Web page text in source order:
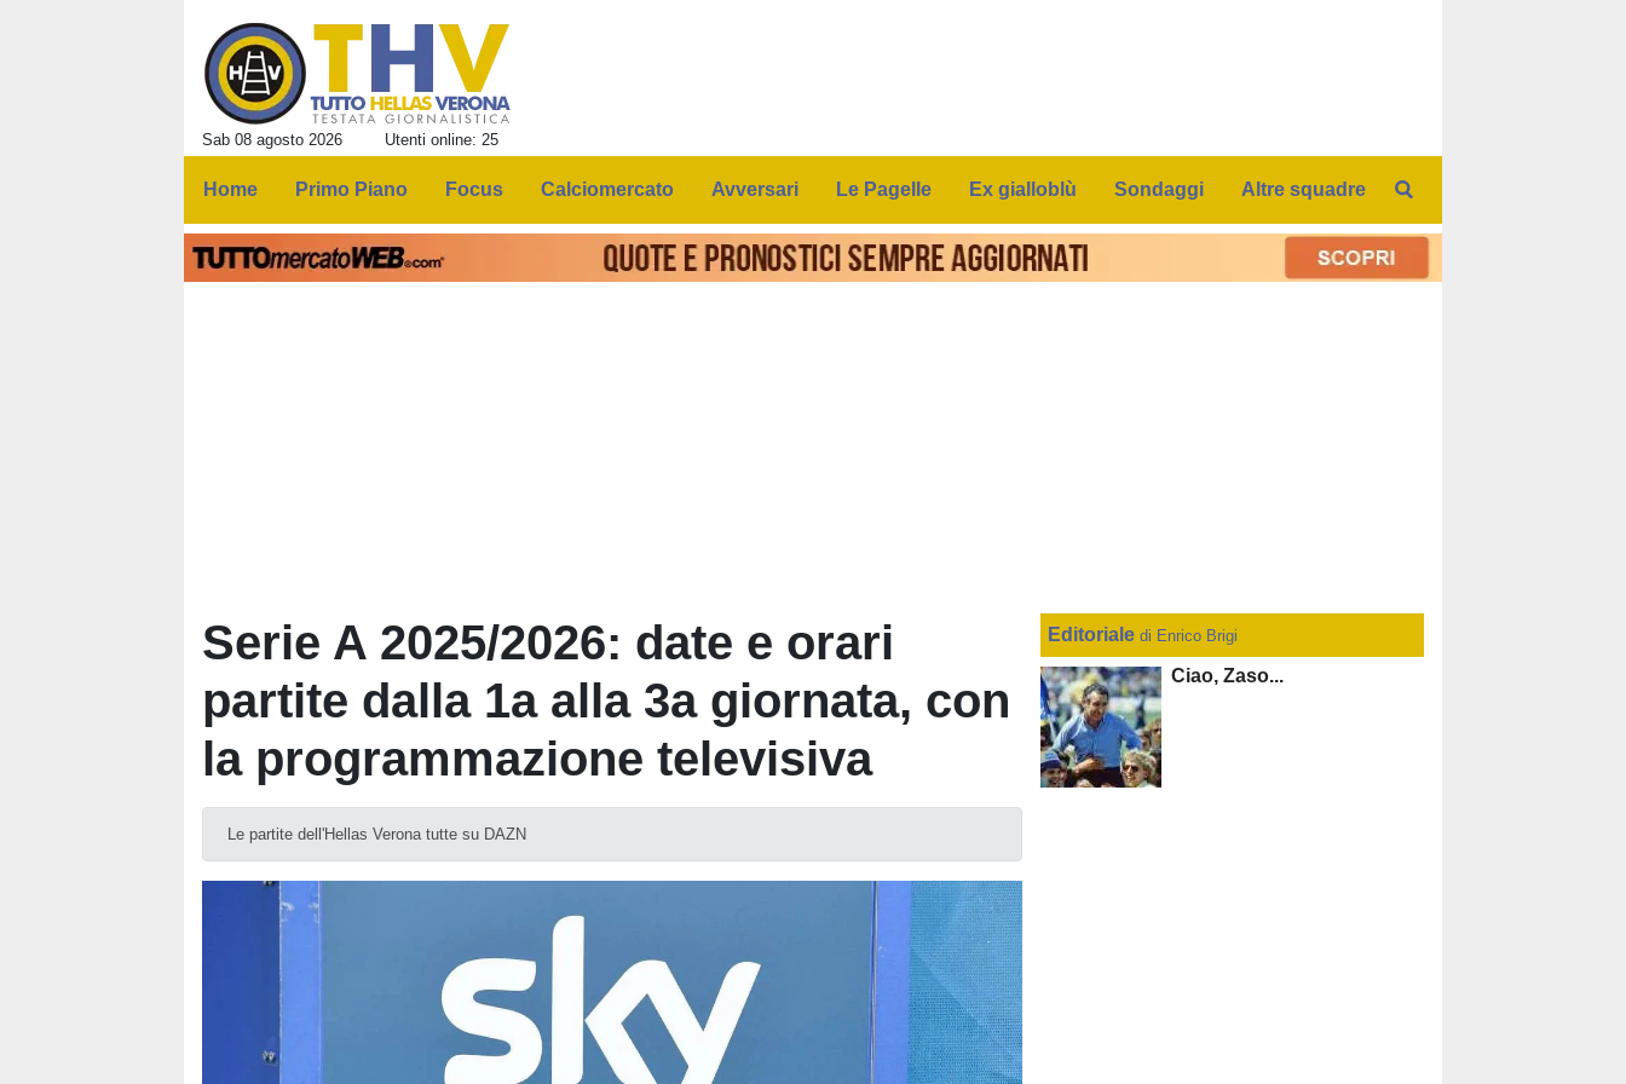
Sab 08 agosto 2026 Utenti online: 25
Home Primo Piano Focus Calciomercato Avversari Le Pagelle Ex gialloblù Sondaggi Altre squadre
Serie A 2025/2026: date e orari
partite dalla 1a alla 3a giornata, con
la programmazione televisiva
Le partite dell'Hellas Verona tutte su DAZN
Editorialedi Enrico Brigi
Ciao, Zaso...